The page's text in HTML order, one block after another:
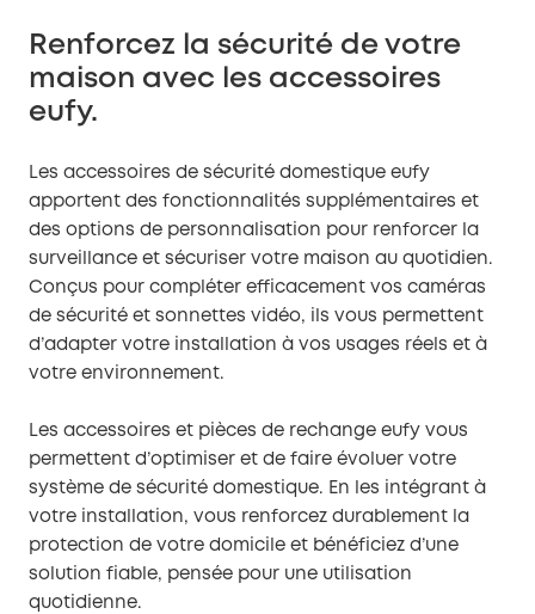
Renforcez la sécurité de votre
maison avec les accessoires
eufy.
Les accessoires de sécurité domestique eufy
apportent des fonctionnalités supplémentaires et
des options de personnalisation pour renforcer la
surveillance et sécuriser votre maison au quotidien.
Conçus pour compléter efficacement vos caméras
de sécurité et sonnettes vidéo, ils vous permettent
d’adapter votre installation à vos usages réels et à
votre environnement.
Les accessoires et pièces de rechange eufy vous
permettent d’optimiser et de faire évoluer votre
système de sécurité domestique. En les intégrant à
votre installation, vous renforcez durablement la
protection de votre domicile et bénéficiez d’une
solution fiable, pensée pour une utilisation
quotidienne.